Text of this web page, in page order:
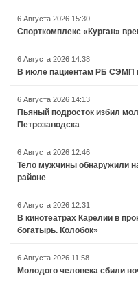
6 Августа 2026 15:30
Спорткомплекс «Курган»
6 Августа 2026 14:38
В июле пациентам РБ СЭМП
6 Августа 2026 14:13
Пьяный подросток избил
Петрозаводска
6 Августа 2026 12:46
Тело мужчины обнаружили
районе
6 Августа 2026 12:31
В кинотеатрах Карелии в
богатырь. Колобок»
6 Августа 2026 11:58
Молодого человека сбили